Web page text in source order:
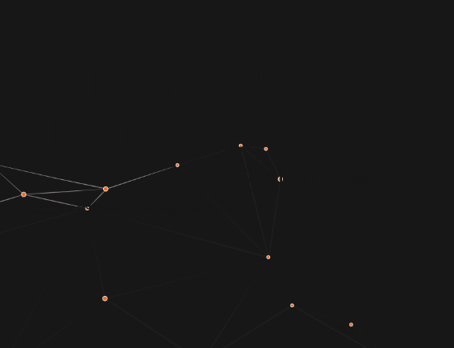
Elenco
Edilizia B-CAD
Edizione 2026
Home»Espositori